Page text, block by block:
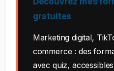
gratuites
Marketing digital,
commerce : des
avec quiz,